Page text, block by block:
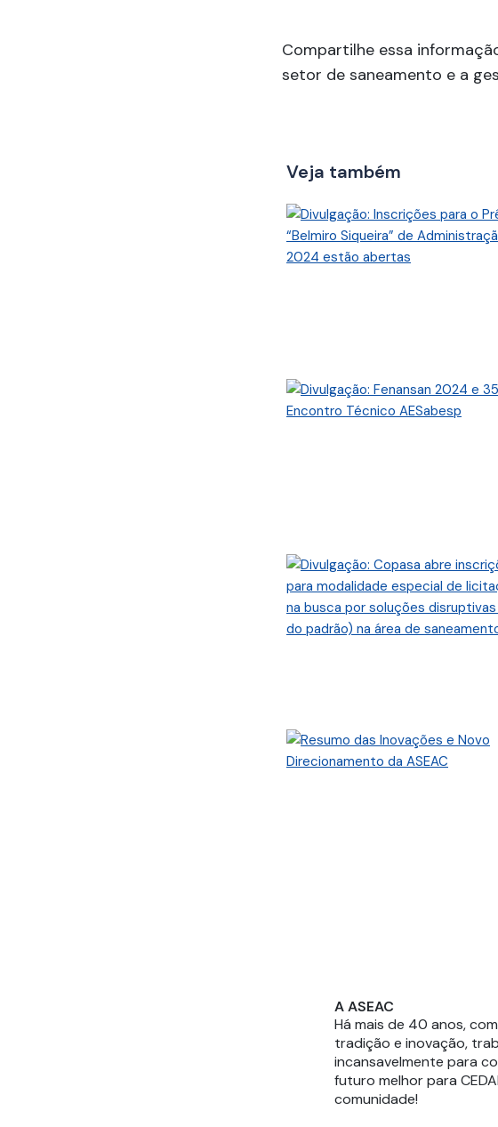
Compartilhe essa
setor de saneamento e a
Veja também
A ASEAC
Há mais de 40 anos,
tradição e inovação,
incansavelmente para
futuro melhor para
comunidade!​